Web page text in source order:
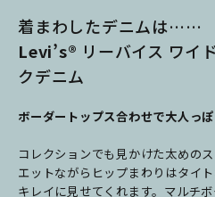
着まわしたデニムは……
Levi’s® リーバイス ワイ
クデニム
ボーダートップス合わせで大人っ
コレクションでも見かけた太めの
エットながらヒップまわりはタイ
キレイに見せてくれます。マルチ